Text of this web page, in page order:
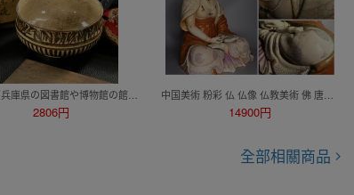
YC394【兵庫県の図書館や博物館の館長を歴任された歴史研究家遺族委託品】日本美術 茶道具 江戸時代 織部、絵織部茶碗
2806円
中国美術 粉彩 仏 仏像 仏教美術 佛 唐物 骨董品 陶磁器 時代品 希少品 旧家整理品 古美術品
14900円
全部相關商品